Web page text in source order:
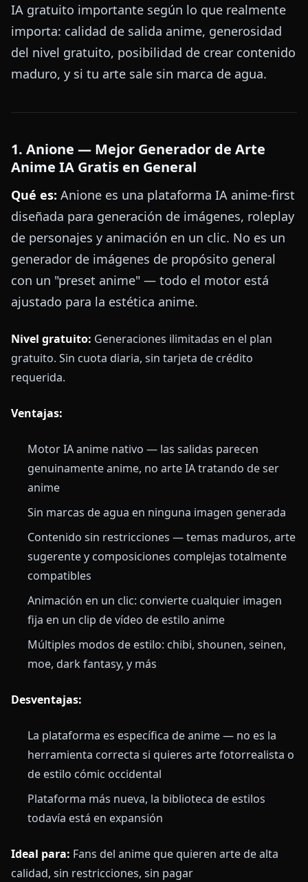
IA gratuito importante según lo que realmente
importa: calidad de salida anime, generosidad
del nivel gratuito, posibilidad de crear contenido
maduro, y si tu arte sale sin marca de agua.
1. Anione — Mejor Generador de Arte
Anime IA Gratis en General
Qué es: Anione es una plataforma IA anime-first
diseñada para generación de imágenes, roleplay
de personajes y animación en un clic. No es un
generador de imágenes de propósito general
con un "preset anime" — todo el motor está
ajustado para la estética anime.
Nivel gratuito: Generaciones ilimitadas en el plan
gratuito. Sin cuota diaria, sin tarjeta de crédito
requerida.
Ventajas:
Motor IA anime nativo — las salidas parecen
genuinamente anime, no arte IA tratando de ser
anime
Sin marcas de agua en ninguna imagen generada
Contenido sin restricciones — temas maduros, arte
sugerente y composiciones complejas totalmente
compatibles
Animación en un clic: convierte cualquier imagen
fija en un clip de vídeo de estilo anime
Múltiples modos de estilo: chibi, shounen, seinen,
moe, dark fantasy, y más
Desventajas:
La plataforma es específica de anime — no es la
herramienta correcta si quieres arte fotorrealista o
de estilo cómic occidental
Plataforma más nueva, la biblioteca de estilos
todavía está en expansión
Ideal para: Fans del anime que quieren arte de alta
calidad, sin restricciones, sin pagar